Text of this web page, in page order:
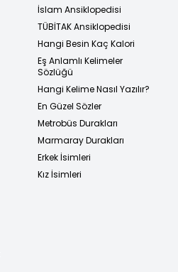
İslam Ansiklopedisi
TÜBİTAK Ansiklopedisi
Hangi Besin Kaç Kalori
Eş Anlamlı Kelimeler
Sözlüğü
Hangi Kelime Nasıl Yazılır?
En Güzel Sözler
Metrobüs Durakları
Marmaray Durakları
Erkek İsimleri
Kız İsimleri